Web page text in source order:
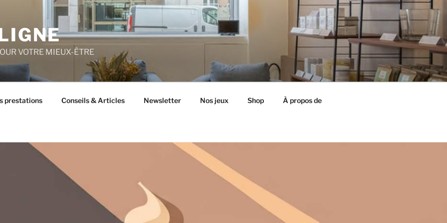
VOTRE MIEUX-ÊTRE
prestations Conseils & Articles Newsletter Nos jeux Shop À propos de